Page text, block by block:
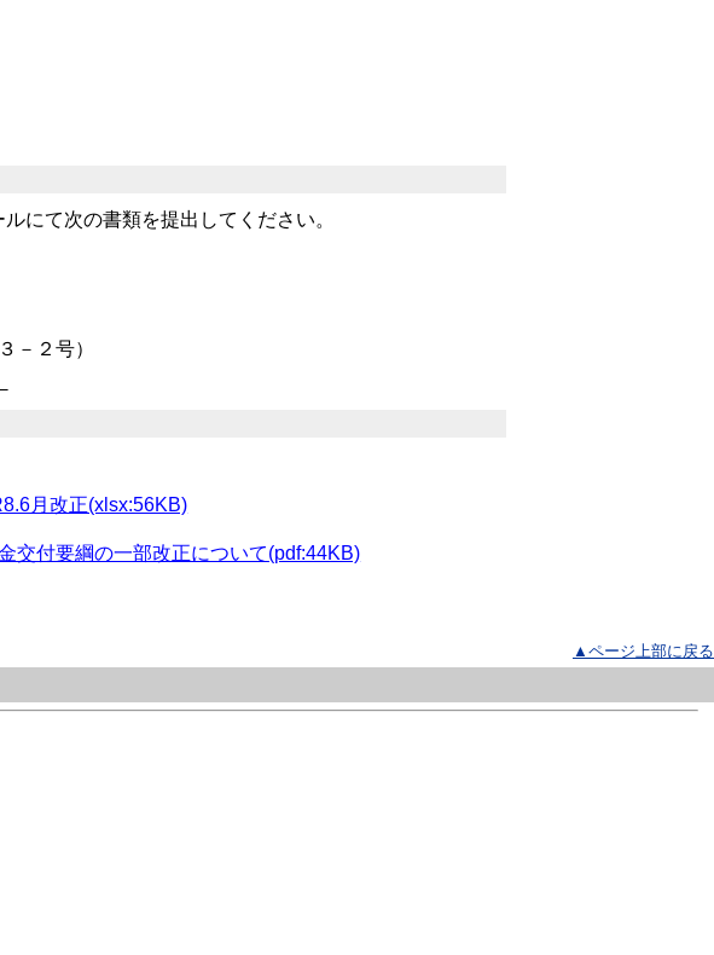
にて次の書類を提出してください。
－２号）
月改正(xlsx:56KB)
交付要綱の一部改正について(pdf:44KB)
▲ページ上部に戻る